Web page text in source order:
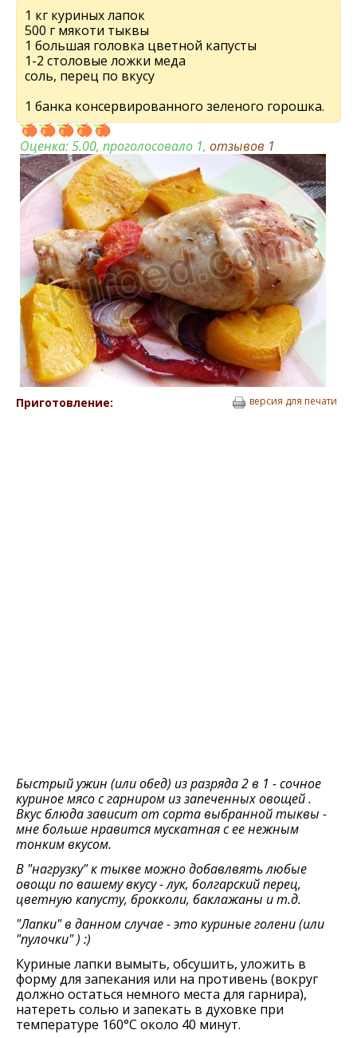
1 кг куриных лапок
500 г мякоти тыквы
1 большая головка цветной капусты
1-2 столовые ложки меда
соль, перец по вкусу
1 банка консервированного зеленого горошка.
Оценка:5.00, проголосовало 1, отзывов 1
Приготовление: версия для печати
Быстрый ужин (или обед) из разряда 2 в 1 - сочное
куриное мясо с гарниром из запеченных овощей .
Вкус блюда зависит от сорта выбранной тыквы -
мне больше нравится мускатная с ее нежным
тонким вкусом.
В "нагрузку" к тыкве можно добавлвять любые
овощи по вашему вкусу - лук, болгарский перец,
цветную капусту, брокколи, баклажаны и т.д.
"Лапки" в данном случае - это куриные голени (или
"пулочки" ) :)
Куриные лапки вымыть, обсушить, уложить в
форму для запекания или на противень (вокруг
должно остаться немного места для гарнира),
натереть солью и запекать в духовке при
температуре 160°C около 40 минут.